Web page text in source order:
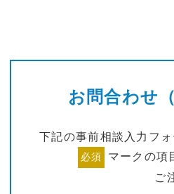
お問合わせ
下記の事前相談入力フ
必須
マークの項
ご